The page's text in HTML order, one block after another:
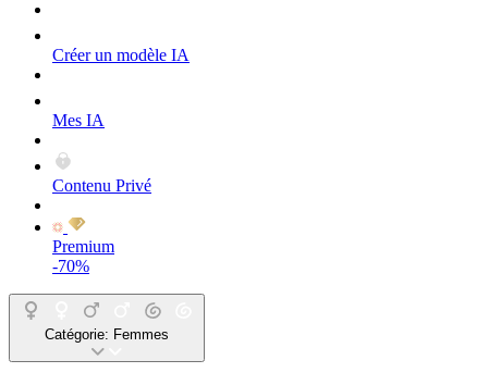
Créer un modèle IA
Mes IA
Contenu Privé
Premium
-70%
Catégorie: Femmes